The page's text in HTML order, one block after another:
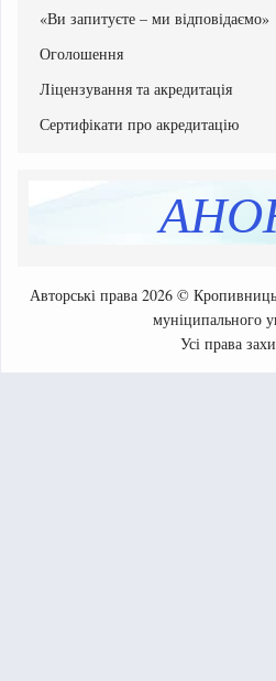
Рейтингові списки вступників
Списки рекомендованих вступників
Програми вступних випробувань
Етапи вступної кампанії
Додаткова інформація
«Ви запитуєте – ми відповідаємо»
Оголошення
Ліцензування та акредитація
Сертифікати про акредитацію
Авторські права 2026 ©
муніципального
Усі права